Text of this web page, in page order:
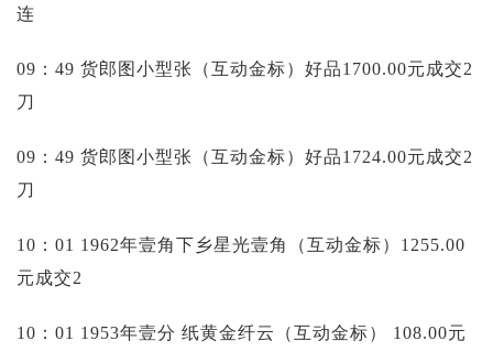
连
09：49 货郎图小型张（互动金标）好品1700.00元成交2
刀
09：49 货郎图小型张（互动金标）好品1724.00元成交2
刀
10：01 1962年壹角下乡星光壹角（互动金标）1255.00
元成交2
10：01 1953年壹分 纸黄金纤云（互动金标）
108.00元